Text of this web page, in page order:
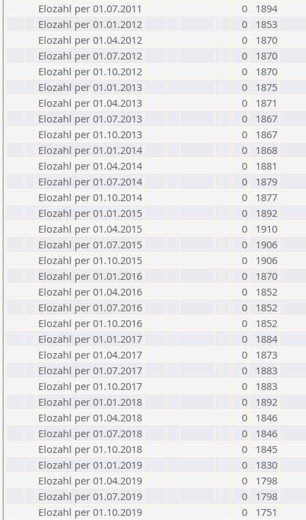
Elozahl per 01.07.2011
0
1894
Elozahl per 01.01.2012
0
1853
Elozahl per 01.04.2012
0
1870
Elozahl per 01.07.2012
0
1870
Elozahl per 01.10.2012
0
1870
Elozahl per 01.01.2013
0
1875
Elozahl per 01.04.2013
0
1871
Elozahl per 01.07.2013
0
1867
Elozahl per 01.10.2013
0
1867
Elozahl per 01.01.2014
0
1868
Elozahl per 01.04.2014
0
1881
Elozahl per 01.07.2014
0
1879
Elozahl per 01.10.2014
0
1877
Elozahl per 01.01.2015
0
1892
Elozahl per 01.04.2015
0
1910
Elozahl per 01.07.2015
0
1906
Elozahl per 01.10.2015
0
1906
Elozahl per 01.01.2016
0
1870
Elozahl per 01.04.2016
0
1852
Elozahl per 01.07.2016
0
1852
Elozahl per 01.10.2016
0
1852
Elozahl per 01.01.2017
0
1884
Elozahl per 01.04.2017
0
1873
Elozahl per 01.07.2017
0
1883
Elozahl per 01.10.2017
0
1883
Elozahl per 01.01.2018
0
1892
Elozahl per 01.04.2018
0
1846
Elozahl per 01.07.2018
0
1846
Elozahl per 01.10.2018
0
1845
Elozahl per 01.01.2019
0
1830
Elozahl per 01.04.2019
0
1798
Elozahl per 01.07.2019
0
1798
Elozahl per 01.10.2019
0
1751